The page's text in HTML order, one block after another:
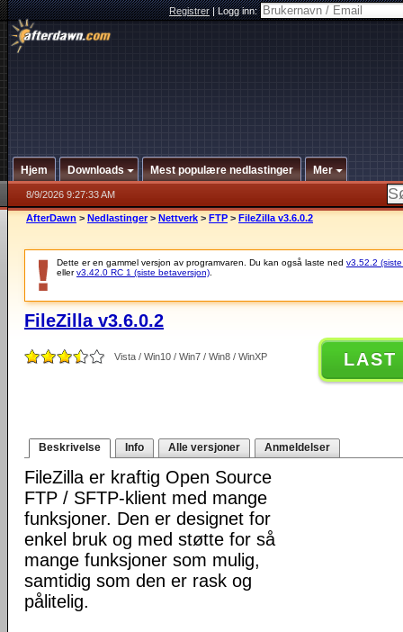
Registrer|Logg inn:
Hjem Downloads Mest populære nedlastinger Mer
8/9/2026 9:27:33 AM
AfterDawn > Nedlastinger > Nettverk > FTP > FileZilla v3.6.0.2
Dette er en gammel versjon av programvaren. Du kan også laste ned v3.52.2
ellerv3.42.0 RC 1 (siste betaversjon)
FileZilla v3.6.0.2
Vista / Win10 / Win7 / Win8 / WinXP LAST
Beskrivelse Info Alle versjoner Anmeldelser
FileZilla er kraftig Open Source
FTP / SFTP-klient med mange
funksjoner. Den er designet for
enkel bruk og med støtte for så
mange funksjoner som mulig,
samtidig som den er rask og
pålitelig.